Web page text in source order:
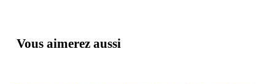
Vous aimerez aussi